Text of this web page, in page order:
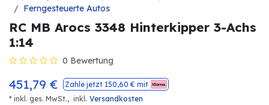
Ferngesteuerte Autos
RC MB Arocs 3348 Hinterkipper 3-Achs
1:14
0 Bewertung
451,79 € Zahle jetzt 150,60 € mit
* inkl. ges. MwSt., inkl . Versandkosten